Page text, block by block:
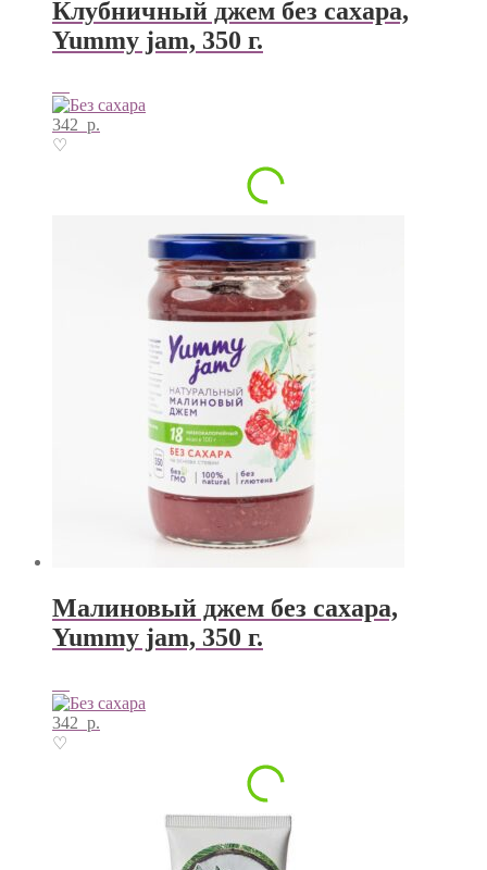
Клубничный джем без сахара,
Yummy jam, 350 г.
342 р.
♡
Малиновый джем без сахара,
Yummy jam, 350 г.
342 р.
♡